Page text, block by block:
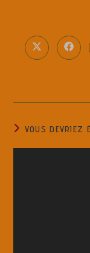
VOUS DEVRIEZ